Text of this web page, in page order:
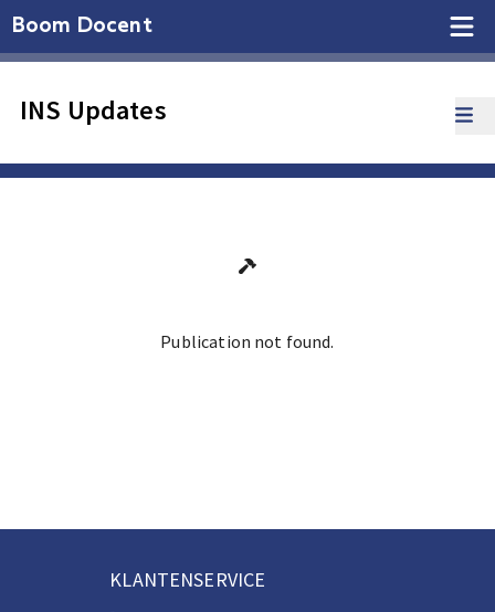
Boom Docent
INS Updates
Publication not found.
KLANTENSERVICE